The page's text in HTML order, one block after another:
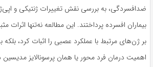
ضدافسردگی، به بررسی نقش تغییرات ژنتیکی و
بیماران افسرده پرداختند. این مطالعه نه‌تنها
بر ژن‌های مرتبط با عملکرد عصبی را اثبات کرد، بلکه
اهمیت درمان فرد محور یا همان پرسونالایز